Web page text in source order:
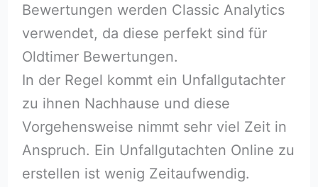
Bewertungen werden Classic Analytics
verwendet, da diese perfekt sind für
Oldtimer Bewertungen.
In der Regel kommt ein Unfallgutachter
zu ihnen Nachhause und diese
Vorgehensweise nimmt sehr viel Zeit in
Anspruch. Ein Unfallgutachten Online zu
erstellen ist wenig Zeitaufwendig.